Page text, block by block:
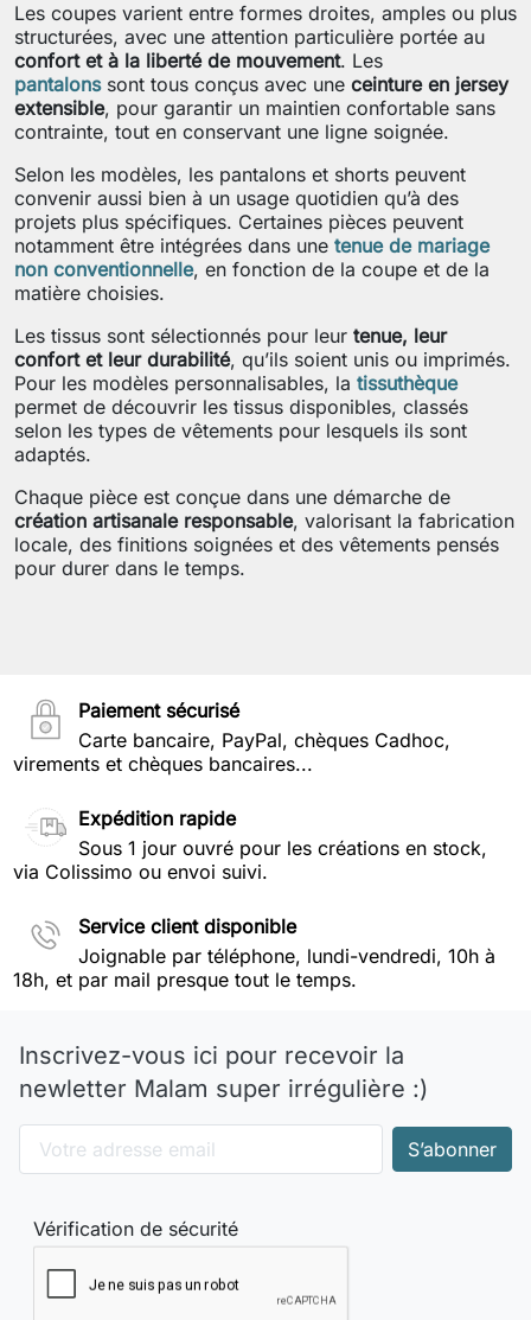
Les coupes varient entre formes droites, amples ou plus
structurées, avec une attention particulière portée au
confort et à la liberté de mouvement. Les
pantalons sont tous conçus avec une ceinture en jersey
extensible, pour garantir un maintien confortable sans
contrainte, tout en conservant une ligne soignée.
Selon les modèles, les pantalons et shorts peuvent
convenir aussi bien à un usage quotidien qu’à des
projets plus spécifiques. Certaines pièces peuvent
notamment être intégrées dans une tenue de mariage
non conventionnelle, en fonction de la coupe et de la
matière choisies.
Les tissus sont sélectionnés pour leur tenue, leur
confort et leur durabilité, qu’ils soient unis ou imprimés.
Pour les modèles personnalisables, la tissuthèque
permet de découvrir les tissus disponibles, classés
selon les types de vêtements pour lesquels ils sont
adaptés.
Chaque pièce est conçue dans une démarche de
création artisanale responsable, valorisant la fabrication
locale, des finitions soignées et des vêtements pensés
pour durer dans le temps.
Paiement sécurisé
Carte bancaire, PayPal, chèques Cadhoc,
virements et chèques bancaires...
Expédition rapide
Sous 1 jour ouvré pour les créations en stock,
via Colissimo ou envoi suivi.
Service client disponible
Joignable par téléphone, lundi-vendredi, 10h à
18h, et par mail presque tout le temps.
Inscrivez-vous ici pour recevoir la
newletter Malam super irrégulière :)
Vérification de sécurité